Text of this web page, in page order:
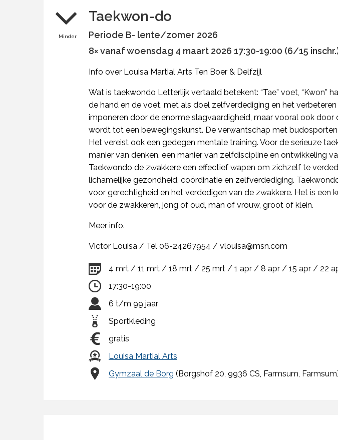
Minder
Taekwon-do
Periode B- lente/zomer 2026
8× vanaf woensdag 4 maart 2026 17:30-19:00 (6/15
Info over Louisa Martial Arts Ten Boer & Delfzijl
Wat is taekwondo Letterlijk vertaald betekent: “Tae” voet, “Kwon”
de hand en de voet, met als doel zelfverdediging en het
imponeren door de enorme slagvaardigheid, maar vooral ook
wordt tot een bewegingskunst. De verwantschap met budosporten
Het vereist ook een gedegen mentale training. Voor de serieuze
manier van denken, een manier van zelfdiscipline en ontwikkeling
Taekwondo de zwakkere een effectief wapen om zichzelf te
lichamelijke gezondheid, coördinatie en zelfverdediging.
voor gerechtigheid en het verdedigen van de zwakkere. Het is
voor de zwakkeren, jong of oud, man of vrouw, groot of klein.
Meer info.
Victor Louisa / Tel 06-24267954 / vlouisa@msn.com
4 mrt / 11 mrt / 18 mrt / 25 mrt / 1 apr / 8 apr / 15 apr / 22
17:30-19:00
6 t/m 99 jaar
Sportkleding
gratis
Louisa Martial Arts
Gymzaal de Borg (Borgshof 20, 9936 CS, Farmsum,